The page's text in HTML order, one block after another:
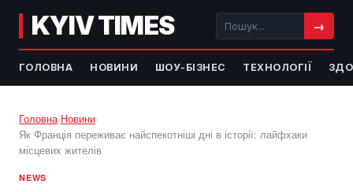
KYIV TIMES →
ГОЛОВНА НОВИНИ ШОУ-БІЗНЕС ТЕХНОЛОГІЇ
Головна›Новини›
Як Франція переживає найспекотніші дні в історії: лайфхаки
місцевих жителів
NEWS